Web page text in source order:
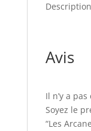
Avis
Il n’y a pas
Soyez le
“Les